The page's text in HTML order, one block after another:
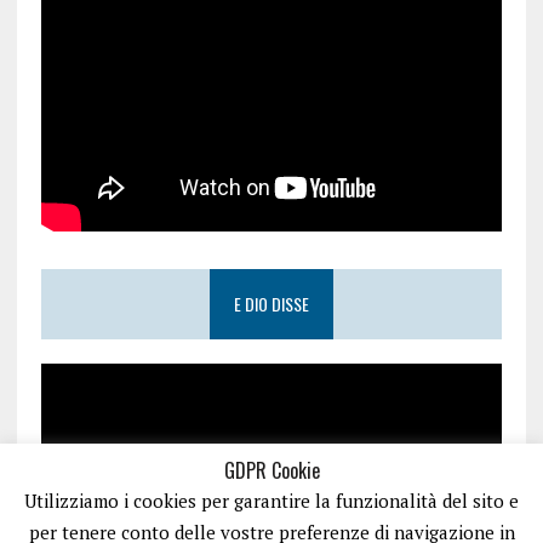
E DIO DISSE
GDPR Cookie
Utilizziamo i cookies per garantire la funzionalità del sito e
per tenere conto delle vostre preferenze di navigazione in